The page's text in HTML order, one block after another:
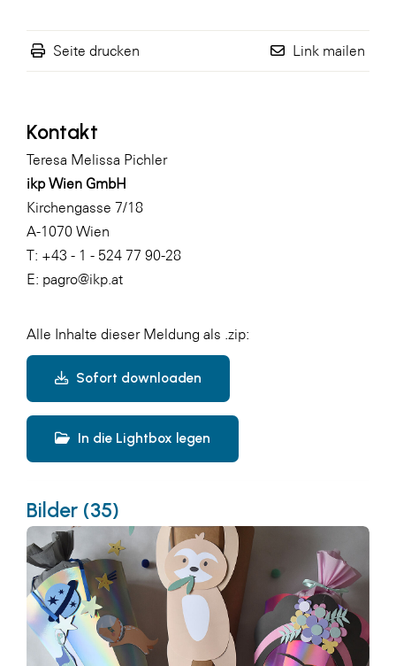
Seite drucken Link mailen
Kontakt
Teresa Melissa Pichler
ikp Wien GmbH
Kirchengasse 7/18
A-1070 Wien
T: +43 - 1 - 524 77 90-28
E: pagro@ikp.at
Alle Inhalte dieser Meldung als .zip:
Sofort downloaden
In die Lightbox legen
Bilder (35)